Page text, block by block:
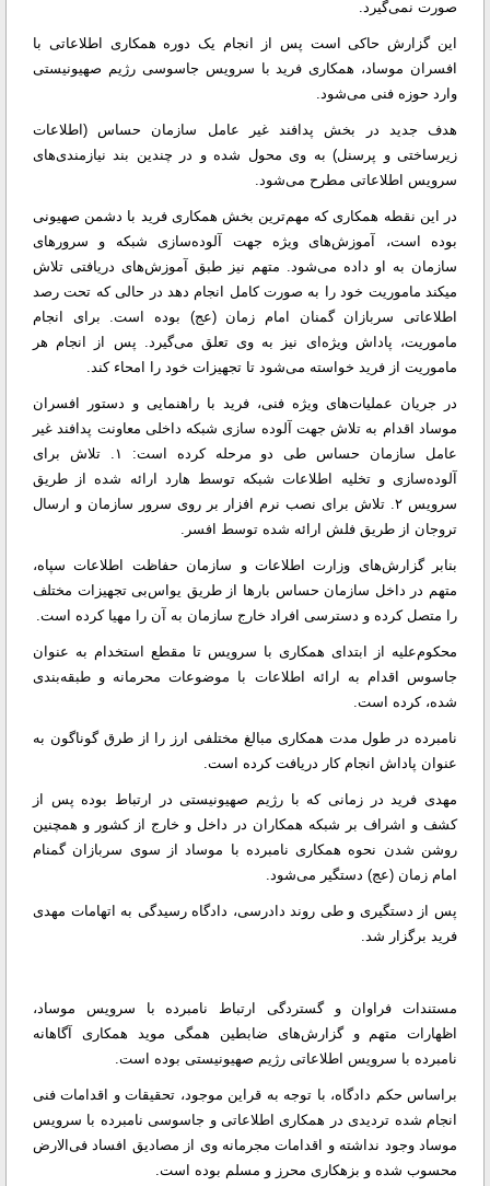
صورت نمی‌گیرد.
این گزارش حاکی است پس از انجام یک دوره همکاری اطلاعاتی با
افسران موساد، همکاری فرید با سرویس جاسوسی رژیم صهیونیستی
وارد حوزه فنی می‌شود.
هدف جدید در بخش پدافند غیر عامل سازمان حساس (اطلاعات
زیرساختی و پرسنل) به وی محول شده و در چندین بند نیازمندی‌های
سرویس اطلاعاتی مطرح می‌شود.
در این نقطه همکاری که مهم‌ترین بخش همکاری فرید با دشمن صهیونی
بوده است، آموزش‌های ویژه جهت آلوده‌سازی شبکه و سرورهای
سازمان به او داده می‌شود. متهم نیز طبق آموزش‌های دریافتی تلاش
میکند ماموریت خود را به صورت کامل انجام دهد در حالی که تحت رصد
اطلاعاتی سربازان گمنان امام زمان (عج) بوده است. برای انجام
ماموریت، پاداش ویژه‌ای نیز به وی تعلق می‌گیرد. پس از انجام هر
ماموریت از فرید خواسته می‌شود تا تجهیزات خود را امحاء کند.
در جریان عملیات‌های ویژه فنی، فرید با راهنمایی و دستور افسران
موساد اقدام به تلاش جهت آلوده سازی شبکه داخلی معاونت پدافند غیر
عامل سازمان حساس طی دو مرحله کرده است: ۱. تلاش برای
آلوده‌سازی و تخلیه اطلاعات شبکه توسط هارد ارائه شده از طریق
سرویس ۲. تلاش برای نصب نرم افزار بر روی سرور سازمان و ارسال
تروجان از طریق فلش ارائه شده توسط افسر.
بنابر گزارش‌های وزارت اطلاعات و سازمان حفاظت اطلاعات سپاه،
متهم در داخل سازمان حساس بارها از طریق یواس‌بی تجهیزات مختلف
را متصل کرده و دسترسی افراد خارج سازمان به آن را مهیا کرده است.
محکوم‌علیه از ابتدای همکاری با سرویس تا مقطع استخدام به عنوان
جاسوس اقدام به ارائه اطلاعات با موضوعات محرمانه و طبقه‌بندی
شده، کرده است.
نامبرده در طول مدت همکاری مبالغ مختلفی ارز را از طرق گوناگون به
عنوان پاداش انجام کار دریافت کرده است.
مهدی فرید در زمانی که با رژیم صهیونیستی در ارتباط بوده پس از
کشف و اشراف بر شبکه همکاران در داخل و خارج از کشور و همچنین
روشن شدن نحوه همکاری نامبرده با موساد از سوی سربازان گمنام
امام زمان (عج) دستگیر می‌شود.
پس از دستگیری و طی روند دادرسی، دادگاه رسیدگی به اتهامات مهدی
فرید برگزار شد.
مستندات فراوان و گستردگی ارتباط نامبرده با سرویس موساد،
اظهارات متهم و گزارش‌های ضابطین همگی موید همکاری آگاهانه
نامبرده با سرویس اطلاعاتی رژیم صهیونیستی بوده است.
براساس حکم دادگاه، با توجه به قراین موجود، تحقیقات و اقدامات فنی
انجام شده تردیدی در همکاری اطلاعاتی و جاسوسی نامبرده با سرویس
موساد وجود نداشته و اقدامات مجرمانه وی از مصادیق افساد فی‌الارض
محسوب شده و بزهکاری محرز و مسلم بوده است.